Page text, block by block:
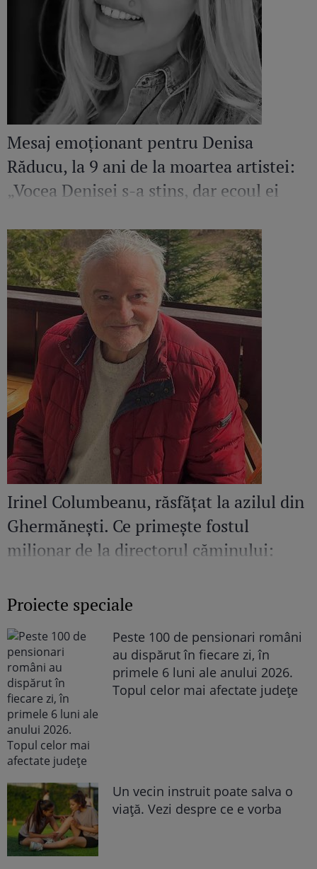
Mesaj emoționant pentru Denisa
Răducu, la 9 ani de la moartea artistei:
„Vocea Denisei s-a stins, dar ecoul ei
Irinel Columbeanu, răsfățat la azilul din
Ghermănești. Ce primește fostul
milionar de la directorul căminului:
Proiecte speciale
Peste 100 de pensionari români
au dispărut în fiecare zi, în
primele 6 luni ale anului 2026.
Topul celor mai afectate județe
Un vecin instruit poate salva o
viață. Vezi despre ce e vorba